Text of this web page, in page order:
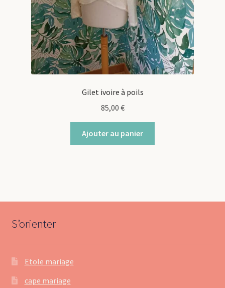
Gilet ivoire à poils
85,00 €
Ajouter au panier
S’orienter
Etole mariage
cape mariage